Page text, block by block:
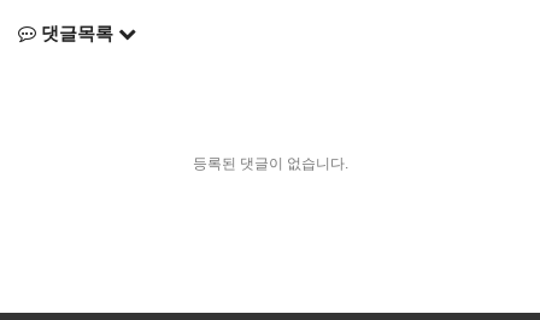
댓글목록
등록된 댓글이 없습니다.